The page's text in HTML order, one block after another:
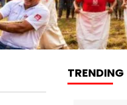
TRENDING